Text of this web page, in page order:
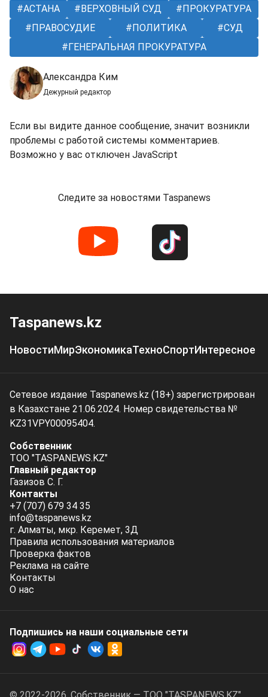
АСТАНА ВЕРХОВНЫЙ СУД
ПРОКУРАТУРА
ПРАВОСУДИЕ
ПОЛИТИКА
СУД
ГЕНЕРАЛЬНАЯ ПРОКУРАТУРА
Александра Ким
Дежурный редактор
Если вы видите данное сообщение, значит возникли
проблемы с работой системы комментариев.
Возможно у вас отключен JavaScript
Следите за новостями Taspanews
Taspanews.kz
НовостиМирЭкономикаТехноСпортИнтересное
Сетевое издание Taspanews.kz (18+) зарегистрирован
в Казахстане 21.06.2024. Номер свидетельства №
KZ31VPY00095404.
Собственник
ТОО "TASPANEWS.KZ"
Главный редактор
Газизов С. Г.
Контакты
+7 (707) 679 34 35
info@taspanews.kz
г. Алматы, мкр. Керемет, 3Д
Правила использования материалов
Проверка фактов
Реклама на сайте
Контакты
О нас
Подпишись на наши социальные cети